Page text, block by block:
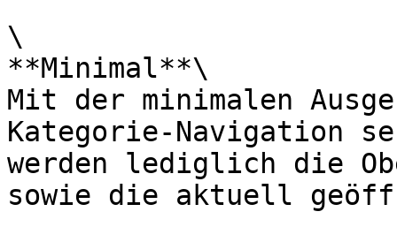
\
**Minimal**\
Mit der minimalen
Kategorie-Navigation
werden lediglich die
sowie die aktuell